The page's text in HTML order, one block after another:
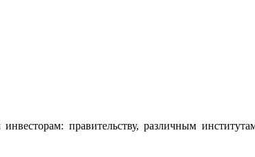
правительству, различным